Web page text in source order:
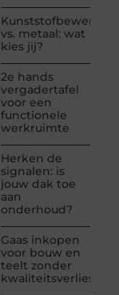
vs. metaal: wat
kies jij?
2e hands
vergadertafel
voor een
functionele
werkruimte
Herken de
signalen: is
jouw dak toe
aan
onderhoud?
Gaas inkopen
voor bouw en
teelt zonder
kwaliteitsverlies